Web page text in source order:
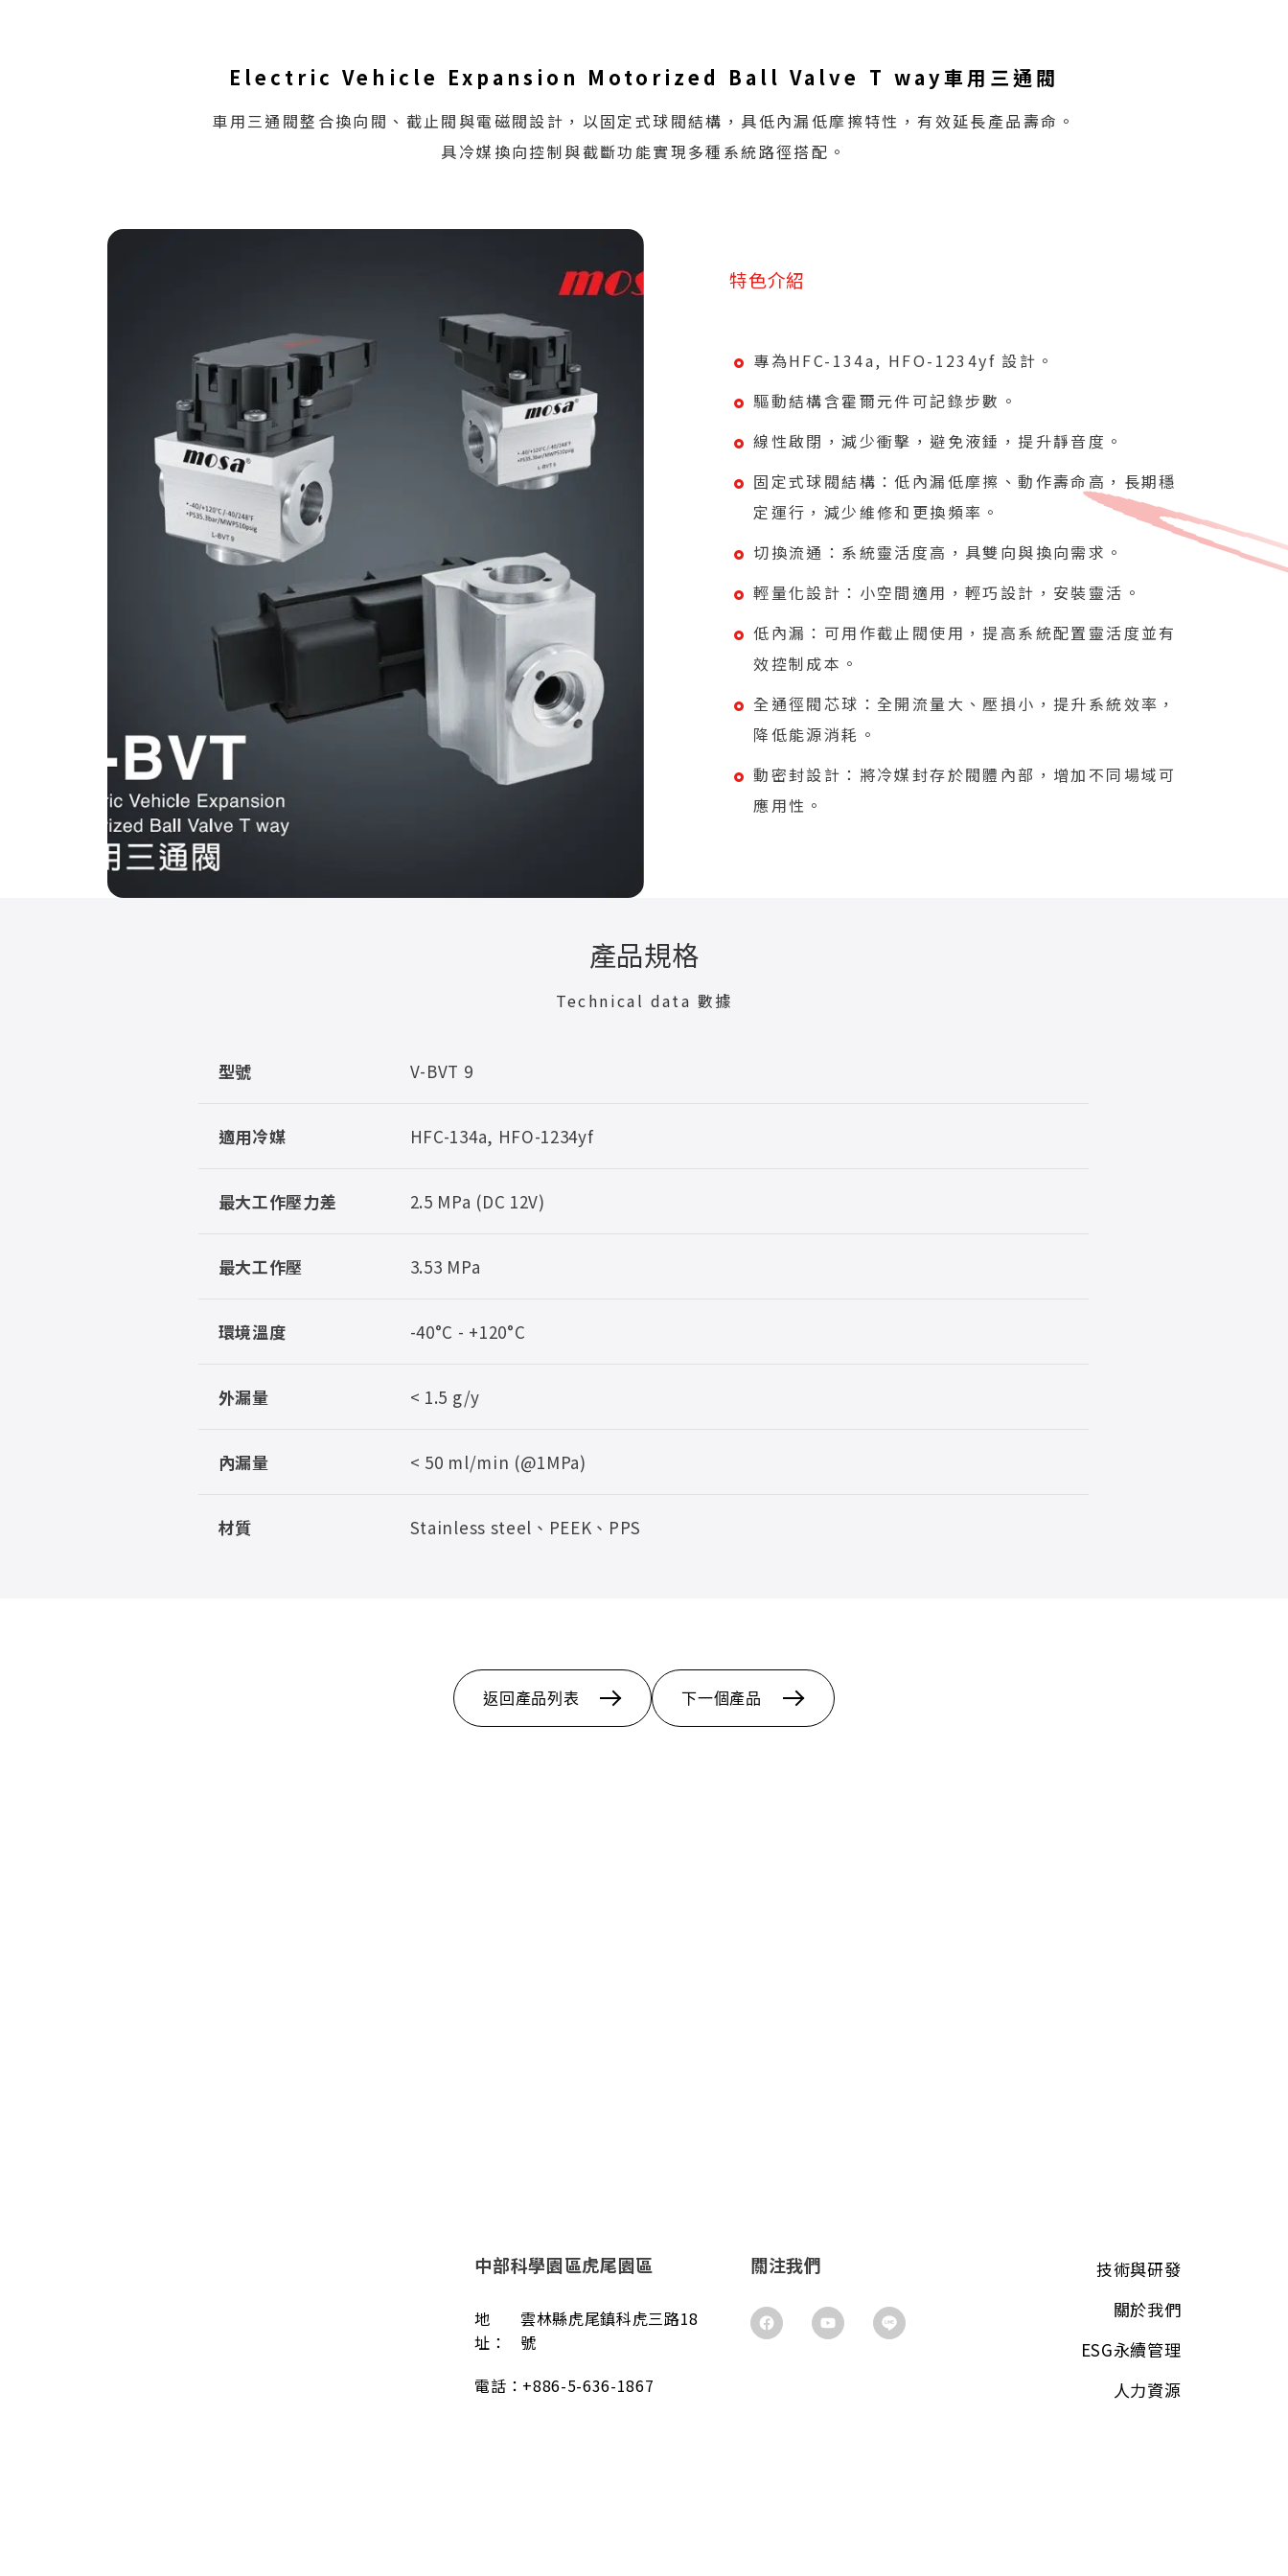
Electric Vehicle Expansion Motorized Ball Valve T way車用三通閥
車用三通閥整合換向閥、截止閥與電磁閥設計，以固定式球閥結構，具低內漏低摩擦特性，有效延長產品壽命。
具冷媒換向控制與截斷功能實現多種系統路徑搭配。
特色介紹
專為HFC-134a, HFO-1234yf 設計。
驅動結構含霍爾元件可記錄步數。
線性啟閉，減少衝擊，避免液錘，提升靜音度。
固定式球閥結構：低內漏低摩擦、動作壽命高，長期穩
定運行，減少維修和更換頻率。
切換流通：系統靈活度高，具雙向與換向需求。
輕量化設計：小空間適用，輕巧設計，安裝靈活。
低內漏：可用作截止閥使用，提高系統配置靈活度並有
效控制成本。
全通徑閥芯球：全開流量大、壓損小，提升系統效率，
降低能源消耗。
動密封設計：將冷媒封存於閥體內部，增加不同場域可
應用性。
產品規格
Technical data 數據
型號 V-BVT 9
適用冷媒 HFC-134a, HFO-1234yf
最大工作壓力差 2.5 MPa (DC 12V)
最大工作壓 3.53 MPa
環境溫度 -40°C - +120°C
外漏量 < 1.5 g/y
內漏量 < 50 ml/min (@1MPa)
材質 Stainless steel、PEEK、PPS
返回產品列表 下一個產品
中部科學園區虎尾園區
地
址：
雲林縣虎尾鎮科虎三路18
號
電話： +886-5-636-1867
關注我們
技術與研發
關於我們
ESG永續管理
人力資源